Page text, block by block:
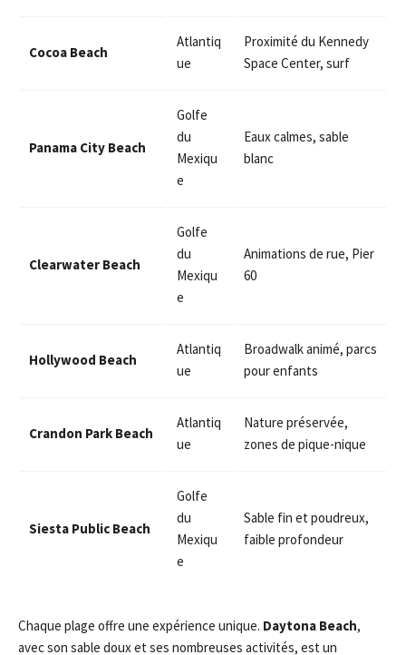
Cocoa Beach
Atlantiq
ue
Proximité du Kennedy
Space Center, surf
Panama City Beach
Golfe
du
Mexiqu
e
Eaux calmes, sable
blanc
Clearwater Beach
Golfe
du
Mexiqu
e
Animations de rue, Pier
60
Hollywood Beach
Atlantiq
ue
Broadwalk animé, parcs
pour enfants
Crandon Park Beach
Atlantiq
ue
Nature préservée,
zones de pique-nique
Siesta Public Beach
Golfe
du
Mexiqu
e
Sable fin et poudreux,
faible profondeur
Chaque plage offre une expérience unique. Daytona Beach,
avec son sable doux et ses nombreuses activités, est un